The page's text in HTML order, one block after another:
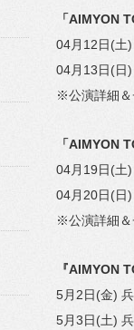
「AIMYON
04月12日(
04月13日(
※公演詳細＆
「AIMYON
04月19日(
04月20日(
※公演詳細＆
『AIMYON
5月2日(金)
5月3日(土)